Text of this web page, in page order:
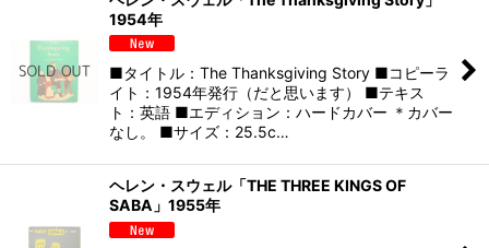
1954年
■タイトル：The Thanksgiving Story ■コピーラ
イト：1954年発行（だと思います） ■テキス
ト：英語 ■エディション：ハードカバー ＊カバー
なし。 ■サイズ：25.5c…
ヘレン・スウェル「THE THREE KINGS OF
SABA」1955年